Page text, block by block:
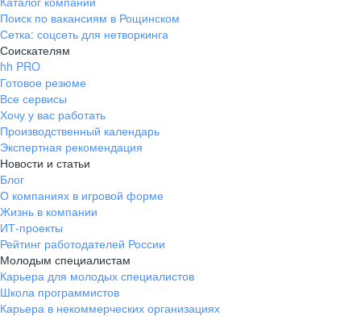
Поиск по вакансиям в Рощинском
Сетка: соцсеть для нетворкинга
Соискателям
hh PRO
Готовое резюме
Все сервисы
Хочу у вас работать
Производственный календарь
Экспертная рекомендация
Новости и статьи
Блог
О компаниях в игровой форме
Жизнь в компании
ИТ-проекты
Рейтинг работодателей России
Молодым специалистам
Карьера для молодых специалистов
Школа программистов
Карьера в некоммерческих организациях